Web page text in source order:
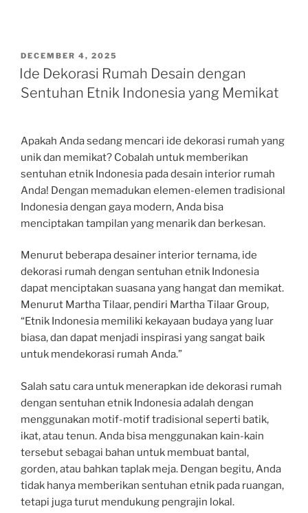
POSTED
ON
DECEMBER 4, 2025
Ide Dekorasi Rumah Desain dengan
Sentuhan Etnik Indonesia yang Memikat
Apakah Anda sedang mencari ide dekorasi rumah yang
unik dan memikat? Cobalah untuk memberikan
sentuhan etnik Indonesia pada desain interior rumah
Anda! Dengan memadukan elemen-elemen tradisional
Indonesia dengan gaya modern, Anda bisa
menciptakan tampilan yang menarik dan berkesan.
Menurut beberapa desainer interior ternama, ide
dekorasi rumah dengan sentuhan etnik Indonesia
dapat menciptakan suasana yang hangat dan memikat.
Menurut Martha Tilaar, pendiri Martha Tilaar Group,
“Etnik Indonesia memiliki kekayaan budaya yang luar
biasa, dan dapat menjadi inspirasi yang sangat baik
untuk mendekorasi rumah Anda.”
Salah satu cara untuk menerapkan ide dekorasi rumah
dengan sentuhan etnik Indonesia adalah dengan
menggunakan motif-motif tradisional seperti batik,
ikat, atau tenun. Anda bisa menggunakan kain-kain
tersebut sebagai bahan untuk membuat bantal,
gorden, atau bahkan taplak meja. Dengan begitu, Anda
tidak hanya memberikan sentuhan etnik pada ruangan,
tetapi juga turut mendukung pengrajin lokal.